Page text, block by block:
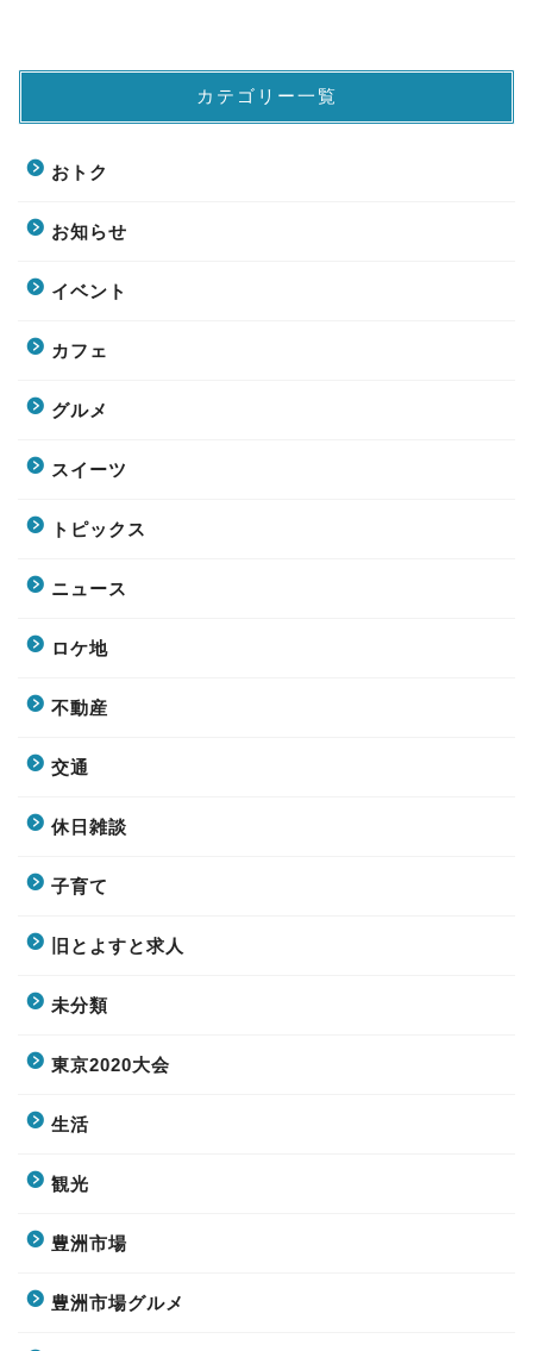
カテゴリー一覧
おトク
お知らせ
イベント
カフェ
グルメ
スイーツ
トピックス
ニュース
ロケ地
不動産
交通
休日雑談
子育て
旧とよすと求人
未分類
東京2020大会
生活
観光
豊洲市場
豊洲市場グルメ